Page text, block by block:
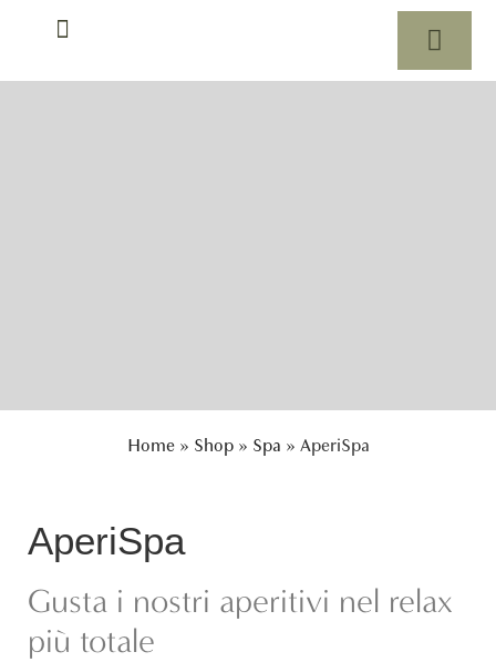
Home» Shop» Spa » AperiSpa
AperiSpa
Gusta i nostri aperitivi nel relax
più totale